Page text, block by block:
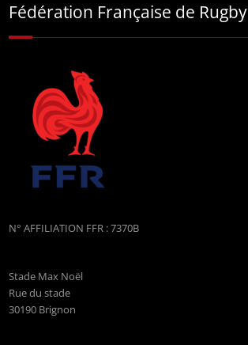
Fédération Française de Rugby
N° AFFILIATION FFR : 7370B
Stade Max Noël
Rue du stade
30190 Brignon